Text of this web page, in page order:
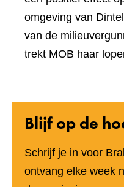
omgeving van
van de
trekt MOB haar
Blijf op de
Schrijf je in voor
ontvang elke week